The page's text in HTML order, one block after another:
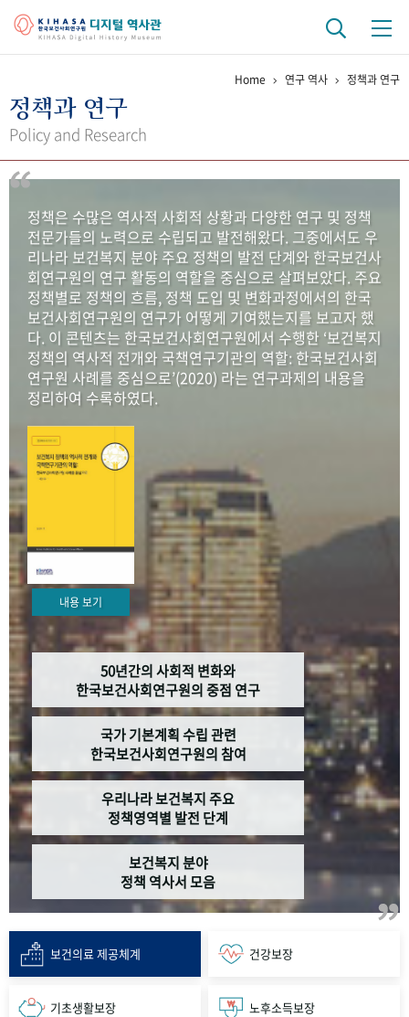
걸어온 길 기관 변천사
연구 역사
정책과 연구 키워드로 보는 연구 역사
연구자들
간행물 변천사
기록물 아카이브
사진 아카이브 문서 기록물 행정박물 영상 기록물
50+1주년 기념
성과 50선 숫자로 보는 50년
세계와 함께 한 KIHASA
VR 역사관
Home 연구 역사 정책과 연구
정책과 연구
Policy and Research
정책은 수많은 역사적 사회적 상황과 다양한 연구 및 정책
전문가들의 노력으로 수립되고 발전해왔다. 그중에서도 우
리나라 보건복지 분야 주요 정책의 발전 단계와 한국보건사
회연구원의 연구 활동의 역할을 중심으로 살펴보았다. 주요
정책별로 정책의 흐름, 정책 도입 및 변화과정에서의 한국
보건사회연구원의 연구가 어떻게 기여했는지를 보고자 했
다. 이 콘텐츠는 한국보건사회연구원에서 수행한 ‘보건복지
정책의 역사적 전개와 국책연구기관의 역할: 한국보건사회
연구원 사례를 중심으로’(2020) 라는 연구과제의 내용을
정리하여 수록하였다.
내용 보기
50년간의 사회적 변화와
한국보건사회연구원의 중점 연구
국가 기본계획 수립 관련
한국보건사회연구원의 참여
우리나라 보건복지 주요
정책영역별 발전 단계
보건복지 분야
정책 역사서 모음
보건의료 제공체계 건강보장
기초생활보장 노후소득보장